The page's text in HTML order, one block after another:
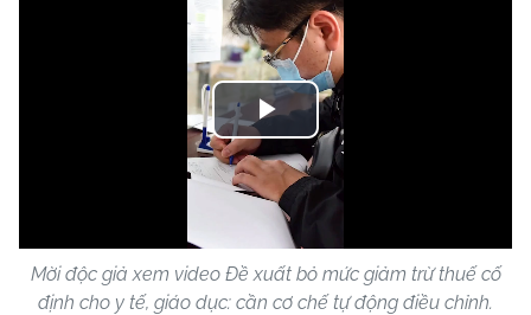
Play
Video
Mời độc giả xem video Đề xuất bỏ mức giảm trừ thuế cố
định cho y tế, giáo dục: cần cơ chế tự động điều chỉnh.